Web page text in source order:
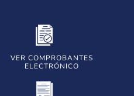
VER COMPROBANTES
ELECTRÓNICO